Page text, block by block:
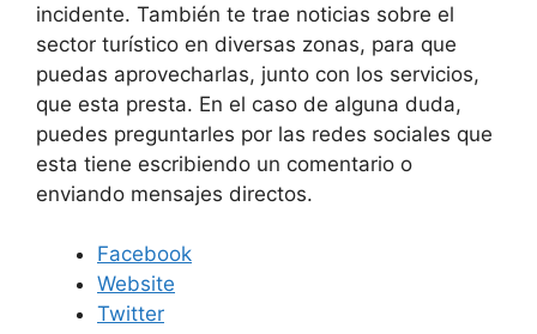
incidente. También te trae noticias sobre el
sector turístico en diversas zonas, para que
puedas aprovecharlas, junto con los servicios,
que esta presta. En el caso de alguna duda,
puedes preguntarles por las redes sociales que
esta tiene escribiendo un comentario o
enviando mensajes directos.
Facebook
Website
Twitter